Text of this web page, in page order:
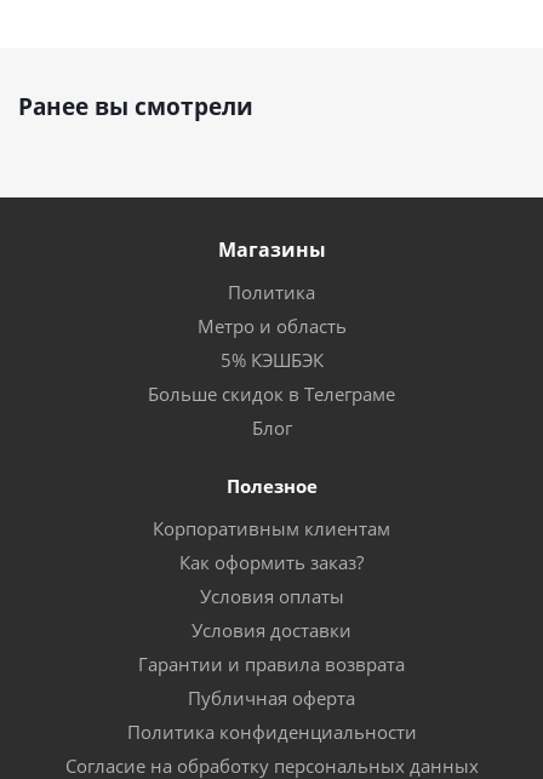
Ранее вы смотрели
Магазины
Политика
Метро и область
5% КЭШБЭК
Больше скидок в Телеграме
Блог
Полезное
Корпоративным клиентам
Как оформить заказ?
Условия оплаты
Условия доставки
Гарантии и правила возврата
Публичная оферта
Политика конфиденциальности
Согласие на обработку персональных данных